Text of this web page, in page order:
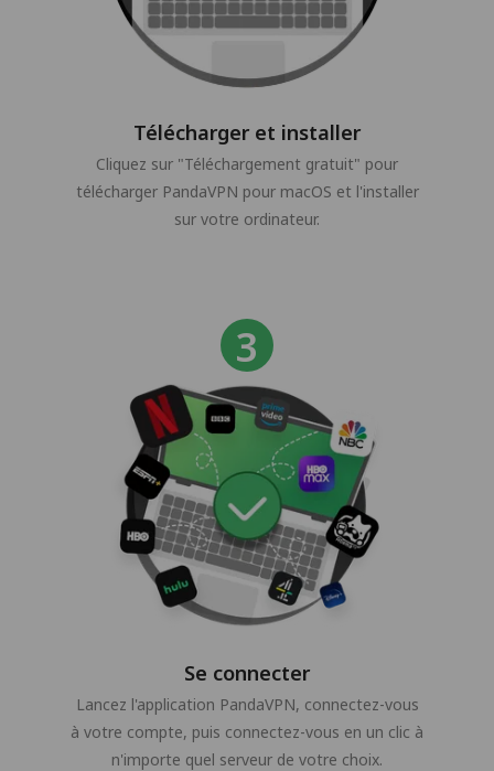
Télécharger et installer
Cliquez sur "Téléchargement gratuit" pour
télécharger PandaVPN pour macOS et l'installer
sur votre ordinateur.
Se connecter
Lancez l'application PandaVPN, connectez-vous
à votre compte, puis connectez-vous en un clic à
n'importe quel serveur de votre choix.